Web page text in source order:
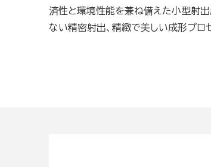
済性と環境性能を兼ね備えた小型射
ない精密射出、精緻で美しい成形プロ